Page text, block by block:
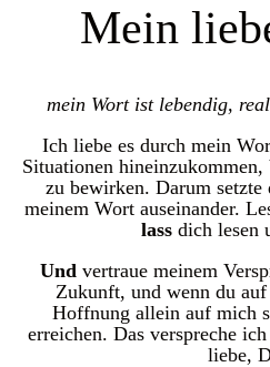
Mein
mein Wort ist lebendig,
Ich liebe es durch mein
Situationen
zu bewirken. Darum
meinem Wort auseinander.
lassdich lesen
Und vertraue meinem
Zukunft, und wenn du
Hoffnung allein auf mich
erreichen. Das verspreche
liebe,